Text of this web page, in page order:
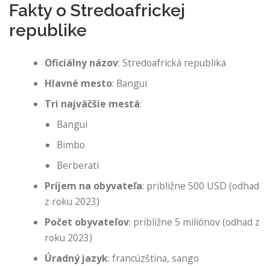
Fakty o Stredoafrickej
republike
Oficiálny názov: Stredoafrická republika
Hlavné mesto: Bangui
Tri najväčšie mestá:
Bangui
Bimbo
Berberati
Príjem na obyvateľa: približne 500 USD (odhad
z roku 2023)
Počet obyvateľov: približne 5 miliónov (odhad z
roku 2023)
Úradný jazyk: francúzština, sango